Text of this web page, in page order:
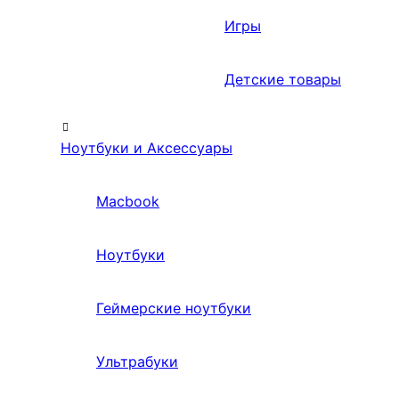
Игры
Детские товары
Ноутбуки и Аксессуары
Macbook
Ноутбуки
Геймерские ноутбуки
Ультрабуки